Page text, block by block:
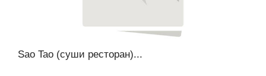
Sao Tao (суши ресторан)...